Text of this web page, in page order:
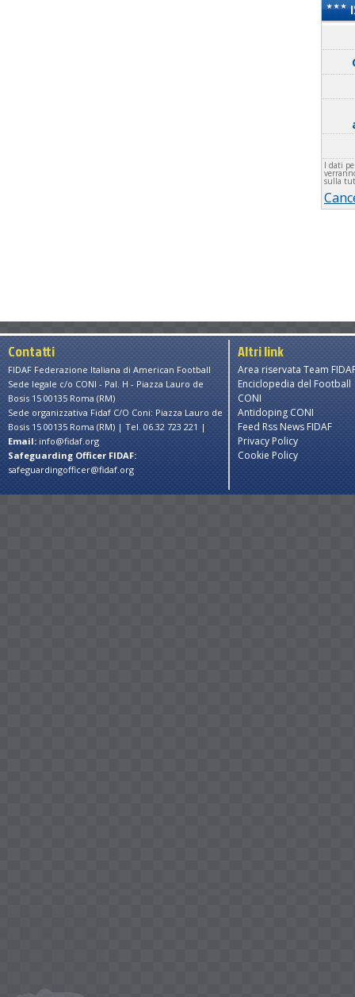
I dati
sulla
Contatti
FIDAF Federazione Italiana di American Football
Sede legale c/o CONI - Pal. H - Piazza Lauro de
Bosis 15 00135 Roma (RM)
Sede organizzativa Fidaf C/O Coni: Piazza Lauro de
Bosis 15 00135 Roma (RM) | Tel. 06.32 723 221 |
Email: info@fidaf.org
Safeguarding Officer FIDAF:
safeguardingofficer@fidaf.org
Altri link
Area riservata Team
Enciclopedia del Football
CONI
Antidoping CONI
Feed Rss News FIDAF
Privacy Policy
Cookie Policy